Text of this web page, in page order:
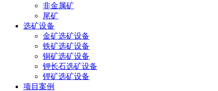
非金属矿
尾矿
选矿设备
金矿选矿设备
铁矿选矿设备
铜矿选矿设备
钾长石选矿设备
锂矿选矿设备
项目案例